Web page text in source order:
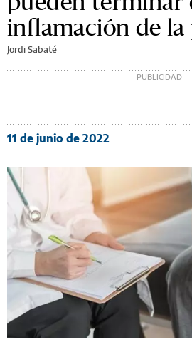
inflamación de
Jordi Sabaté
11 de junio de 2022